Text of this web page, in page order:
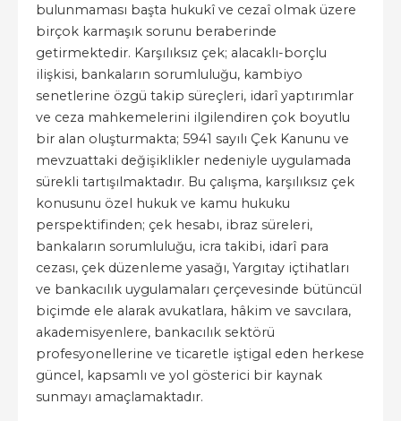
bulunmaması başta hukukî ve cezaî olmak üzere
birçok karmaşık sorunu beraberinde
getirmektedir. Karşılıksız çek; alacaklı-borçlu
ilişkisi, bankaların sorumluluğu, kambiyo
senetlerine özgü takip süreçleri, idarî yaptırımlar
ve ceza mahkemelerini ilgilendiren çok boyutlu
bir alan oluşturmakta; 5941 sayılı Çek Kanunu ve
mevzuattaki değişiklikler nedeniyle uygulamada
sürekli tartışılmaktadır. Bu çalışma, karşılıksız çek
konusunu özel hukuk ve kamu hukuku
perspektifinden; çek hesabı, ibraz süreleri,
bankaların sorumluluğu, icra takibi, idarî para
cezası, çek düzenleme yasağı, Yargıtay içtihatları
ve bankacılık uygulamaları çerçevesinde bütüncül
biçimde ele alarak avukatlara, hâkim ve savcılara,
akademisyenlere, bankacılık sektörü
profesyonellerine ve ticaretle iştigal eden herkese
güncel, kapsamlı ve yol gösterici bir kaynak
sunmayı amaçlamaktadır.